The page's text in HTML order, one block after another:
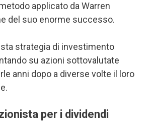
applicato da Warren
del suo enorme successo.
strategia di investimento
su azioni sottovalutate
anni dopo a diverse volte il loro
per i dividendi